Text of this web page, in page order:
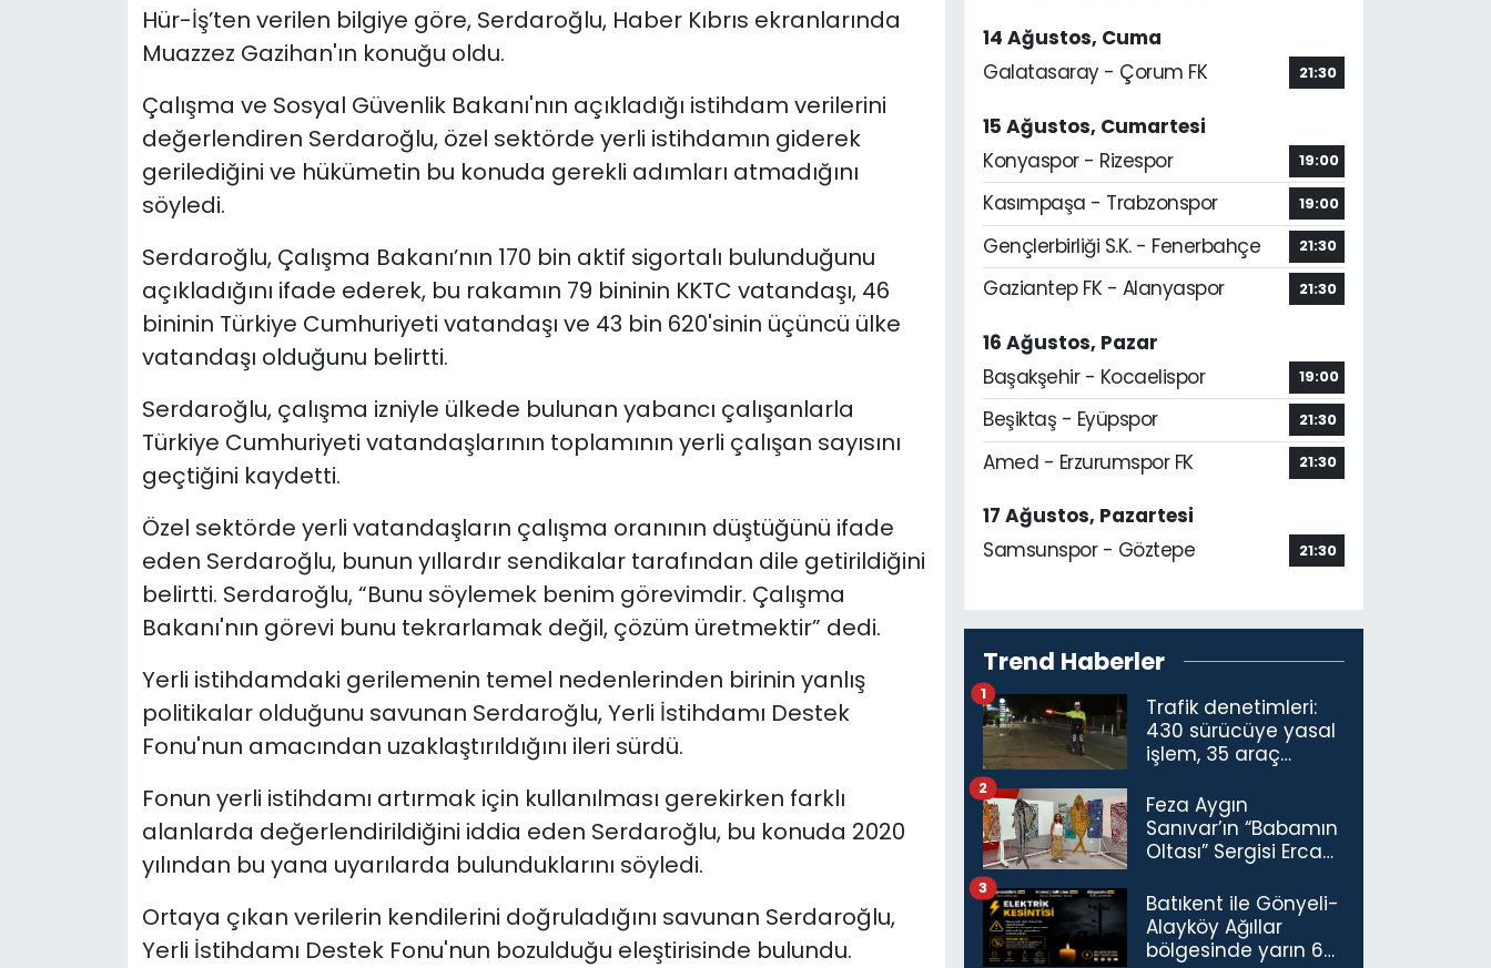
Hür-İş’ten verilen bilgiye göre, Serdaroğlu, Haber Kıbrıs ekranlarında
Muazzez Gazihan'ın konuğu oldu.
Çalışma ve Sosyal Güvenlik Bakanı'nın açıkladığı istihdam verilerini
değerlendiren Serdaroğlu, özel sektörde yerli istihdamın giderek
gerilediğini ve hükümetin bu konuda gerekli adımları atmadığını
söyledi.
Serdaroğlu, Çalışma Bakanı’nın 170 bin aktif sigortalı bulunduğunu
açıkladığını ifade ederek, bu rakamın 79 bininin KKTC vatandaşı, 46
bininin Türkiye Cumhuriyeti vatandaşı ve 43 bin 620'sinin üçüncü ülke
vatandaşı olduğunu belirtti.
Serdaroğlu, çalışma izniyle ülkede bulunan yabancı çalışanlarla
Türkiye Cumhuriyeti vatandaşlarının toplamının yerli çalışan sayısını
geçtiğini kaydetti.
Özel sektörde yerli vatandaşların çalışma oranının düştüğünü ifade
eden Serdaroğlu, bunun yıllardır sendikalar tarafından dile getirildiğini
belirtti. Serdaroğlu, “Bunu söylemek benim görevimdir. Çalışma
Bakanı'nın görevi bunu tekrarlamak değil, çözüm üretmektir” dedi.
Yerli istihdamdaki gerilemenin temel nedenlerinden birinin yanlış
politikalar olduğunu savunan Serdaroğlu, Yerli İstihdamı Destek
Fonu'nun amacından uzaklaştırıldığını ileri sürdü.
Fonun yerli istihdamı artırmak için kullanılması gerekirken farklı
alanlarda değerlendirildiğini iddia eden Serdaroğlu, bu konuda 2020
yılından bu yana uyarılarda bulunduklarını söyledi.
Ortaya çıkan verilerin kendilerini doğruladığını savunan Serdaroğlu,
Yerli İstihdamı Destek Fonu'nun bozulduğu eleştirisinde bulundu.
14 Ağustos, Cuma
Galatasaray - Çorum FK
21:30
15 Ağustos, Cumartesi
Konyaspor - Rizespor
19:00
Kasımpaşa - Trabzonspor 19:00
Gençlerbirliği S.K. - Fenerbahçe 21:30
Gaziantep FK - Alanyaspor 21:30
16 Ağustos, Pazar
Başakşehir - Kocaelispor
19:00
Beşiktaş - Eyüpspor 21:30
Amed - Erzurumspor FK 21:30
17 Ağustos, Pazartesi
Samsunspor - Göztepe
21:30
Trend Haberler
Trafik denetimleri:
430 sürücüye yasal
işlem, 35 araç
1
Feza Aygın
Sanıvar’ın “Babamın
Oltası” Sergisi Ercan
Açıldı
2
Batıkent ile Gönyeli-
Alayköy Ağıllar
bölgesinde yarın 6
3